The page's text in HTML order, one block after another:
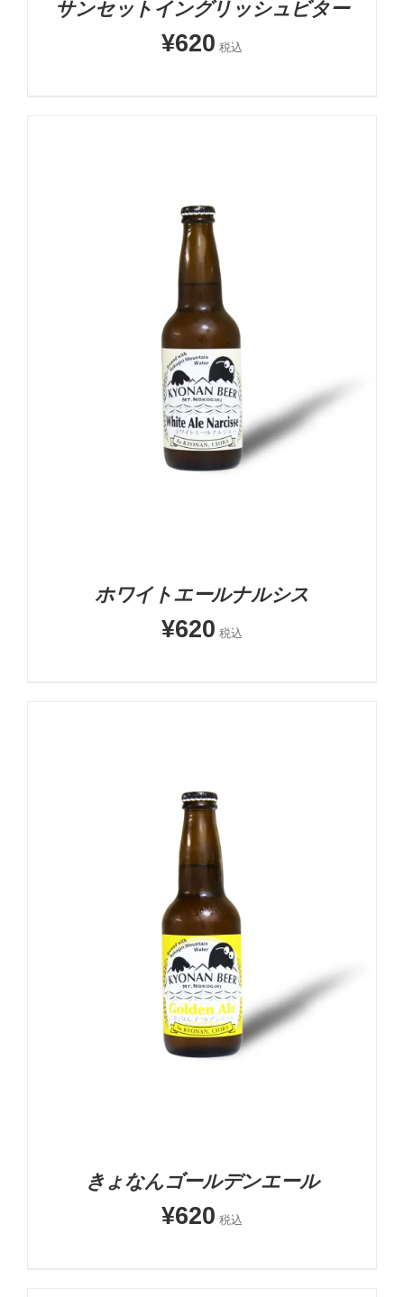
サンセットイングリッシュビター
¥620 税込
お買い物カゴに追加
詳細
ホワイトエールナルシス
¥620 税込
お買い物カゴに追加
詳細
きょなんゴールデンエール
¥620 税込